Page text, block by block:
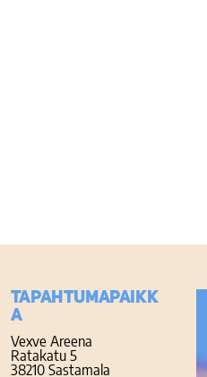
TAPAHTUMAPAIKK
A
Vexve Areena
Ratakatu 5
38210 Sastamala